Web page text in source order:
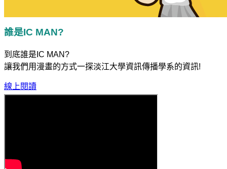
誰是IC MAN?
到底誰是IC MAN?
讓我們用漫畫的方式一探淡江大學資訊傳播學系的資訊!
線上閱讀